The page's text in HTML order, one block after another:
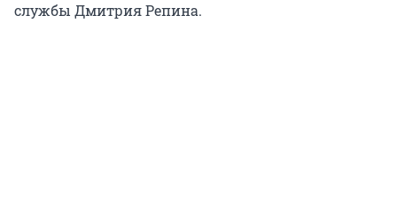
службы Дмитрия Репина.